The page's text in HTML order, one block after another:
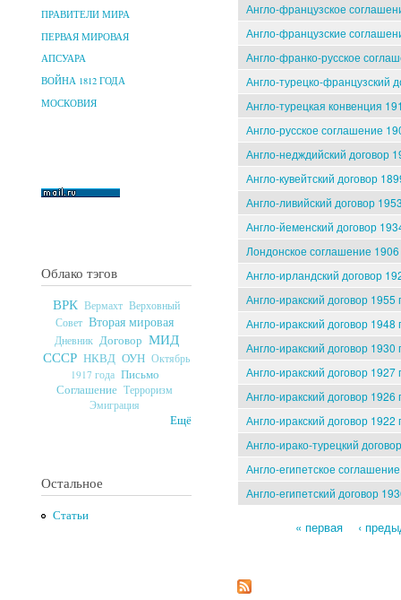
ПРАВИТЕЛИ МИРА
ПЕРВАЯ МИРОВАЯ
АПСУАРА
ВОЙНА 1812 ГОДА
МОСКОВИЯ
Облако тэгов
ВРК Вермахт Верховный
Совет Вторая мировая
Дневник Договор МИД
СССР НКВД ОУН Октябрь
1917 года Письмо
Соглашение Терроризм
Эмиграция
Ещё
Остальное
Статьи
Англо-французское
Англо-французские
Англо-франко-русское
Англо-турецко-французский
Англо-турецкая конвенция
Англо-русское соглашение
Англо-недждийский договор
Англо-кувейтский договор
Англо-ливийский договор
Англо-йеменский договор
Лондонское соглашение
Англо-ирландский договор
Англо-иракский договор 1955
Англо-иракский договор 1948
Англо-иракский договор
Англо-иракский договор 1927
Англо-иракский договор 1926
Англо-иракский договор
Англо-ирако-турецкий
Англо-египетское
Англо-египетский договор
« первая ‹